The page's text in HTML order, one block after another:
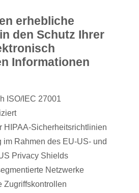
erhebliche
den Schutz Ihrer
Informationen
ISO/IEC 27001
HIPAA-Sicherheitsrichtlinien
im Rahmen des EU-US- und
Privacy Shields
Netzwerke
Zugriffskontrollen